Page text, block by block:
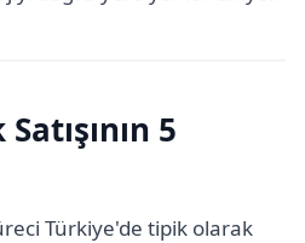
5
Türkiye'de tipik olarak